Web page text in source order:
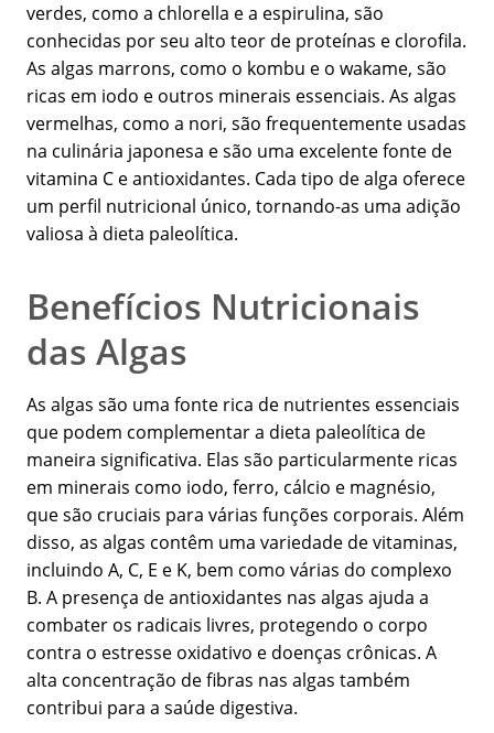
verdes, como a chlorella e a espirulina, são
conhecidas por seu alto teor de proteínas e clorofila.
As algas marrons, como o kombu e o wakame, são
ricas em iodo e outros minerais essenciais. As algas
vermelhas, como a nori, são frequentemente usadas
na culinária japonesa e são uma excelente fonte de
vitamina C e antioxidantes. Cada tipo de alga oferece
um perfil nutricional único, tornando-as uma adição
valiosa à dieta paleolítica.
Benefícios Nutricionais
das Algas
As algas são uma fonte rica de nutrientes essenciais
que podem complementar a dieta paleolítica de
maneira significativa. Elas são particularmente ricas
em minerais como iodo, ferro, cálcio e magnésio,
que são cruciais para várias funções corporais. Além
disso, as algas contêm uma variedade de vitaminas,
incluindo A, C, E e K, bem como várias do complexo
B. A presença de antioxidantes nas algas ajuda a
combater os radicais livres, protegendo o corpo
contra o estresse oxidativo e doenças crônicas. A
alta concentração de fibras nas algas também
contribui para a saúde digestiva.